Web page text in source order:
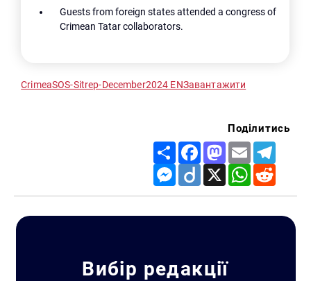
Guests from foreign states attended a congress of
Crimean Tatar collaborators.
CrimeaSOS-Sitrep-December2024 ENЗавантажити
Поділитись
Share FacebookMastodon
Email
Messenger
Diigo X WhatsApp
Вибір редакції